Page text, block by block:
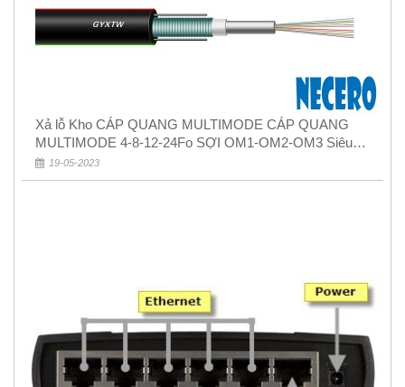
Xả lỗ Kho CÁP QUANG MULTIMODE CÁP QUANG
MULTIMODE 4-8-12-24Fo SỢI OM1-OM2-OM3 Siêu
Rẻ 5k
19-05-2023